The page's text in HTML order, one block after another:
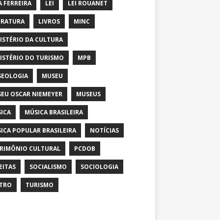
FERREIRA LEI LEI ROUANET
LIVROS MINC
DA CULTURA
DO TURISMO MPB
MUSEU
OSCAR NIEMEYER MUSEUS
MÚSICA BRASILEIRA
POPULAR BRASILEIRA NOTÍCIAS
CULTURAL PCDOB
SOCIALISMO SOCIOLOGIA
TURISMO